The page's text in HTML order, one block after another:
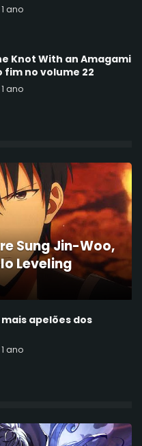
ano
Knot With an Amagami
fim no volume 22
ano
Sung Jin-Woo,
Leveling
apelões dos
ano